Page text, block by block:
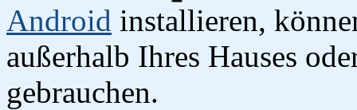
Android installieren,
außerhalb Ihres Hauses
gebrauchen.